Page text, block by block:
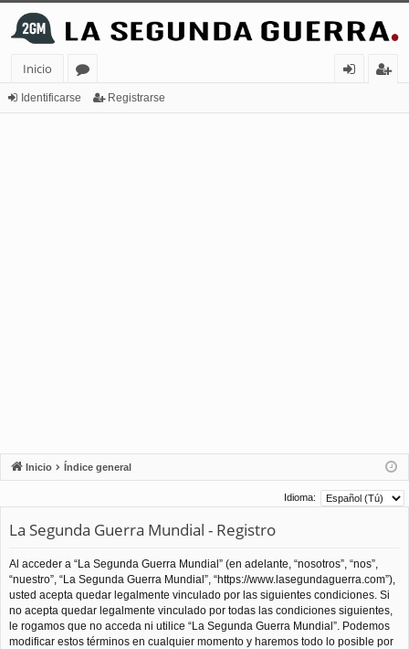
Inicio
or
Identificarse Registrarse
Inicio Índice general
Idioma:
La Segunda Guerra Mundial - Registro
Al acceder a “La Segunda Guerra Mundial” (en adelante, “nosotros”, “nos”,
“nuestro”, “La Segunda Guerra Mundial”, “https://www.lasegundaguerra.com”),
usted acepta quedar legalmente vinculado por las siguientes condiciones. Si
no acepta quedar legalmente vinculado por todas las condiciones siguientes,
le rogamos que no acceda ni utilice “La Segunda Guerra Mundial”. Podemos
modificar estos términos en cualquier momento y haremos todo lo posible por